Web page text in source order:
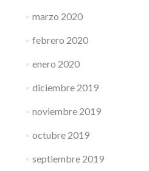
marzo 2020
febrero 2020
enero 2020
diciembre 2019
noviembre 2019
octubre 2019
septiembre 2019